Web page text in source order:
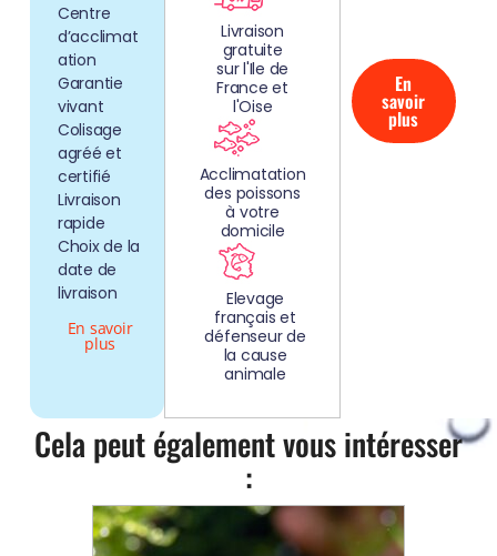
Centre
d’acclimat
ation
Garantie
vivant
Colisage
agréé et
certifié
Livraison
rapide
Choix de la
date de
livraison
En savoir
plus
Livraison
gratuite
sur l'Ile de
France et
l'Oise
Acclimatation
des poissons
à votre
domicile
Elevage
français et
défenseur de
la cause
animale
En
savoir
plus
Cela peut également vous intéresser
: